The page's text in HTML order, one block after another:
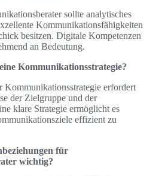
sollte analytisches
Kommunikationsfähigkeiten
besitzen. Digitale Kompetenzen
an Bedeutung.
Kommunikationsstrategie?
erfordert
der Zielgruppe und der
klare Strategie ermöglicht es
effizient zu
für
wichtig?